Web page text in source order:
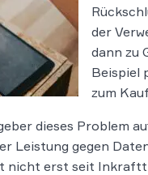
der
dann zu
Beispiel
zum
dieses Problem
Leistung gegen
nicht erst seit